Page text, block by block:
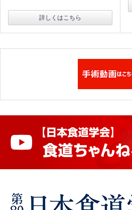
詳しくはこちら